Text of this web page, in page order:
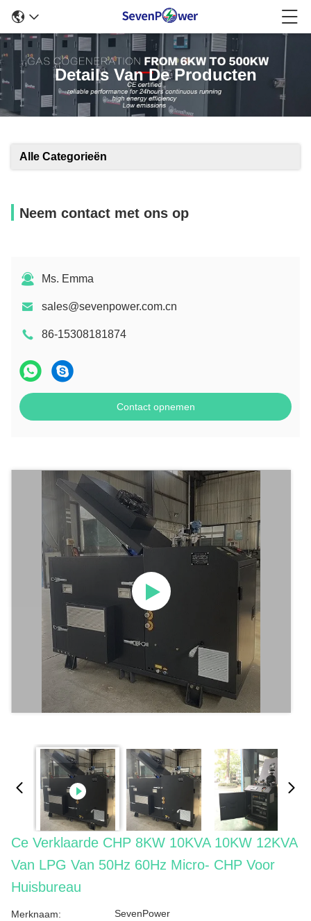
Details Van De Producten
Alle Categorieën
Neem contact met ons op
Ms. Emma
sales@sevenpower.com.cn
86-15308181874
Contact opnemen
Ce Verklaarde CHP 8KW 10KVA 10KW 12KVA
Van LPG Van 50Hz 60Hz Micro- CHP Voor
Huisbureau
Merknaam: SevenPower